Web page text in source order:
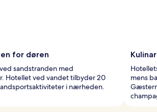
for døren
sandstranden med
Hotellet ved vandet tilbyder 20
i nærheden.
mens